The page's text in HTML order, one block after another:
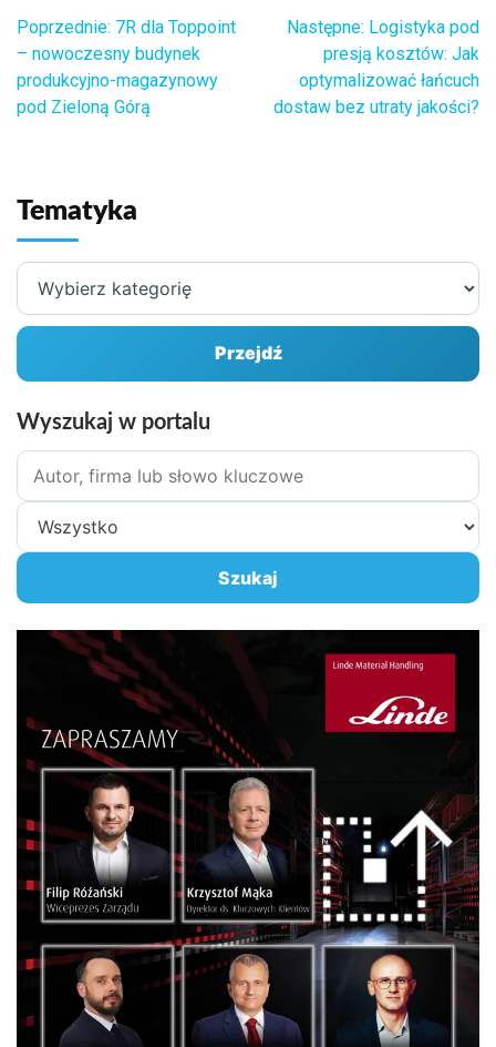
Nawigacja
wpisu
Poprzednie: 7R dla Toppoint
– nowoczesny budynek
produkcyjno-magazynowy
pod Zieloną Górą
Następne: Logistyka pod
presją kosztów: Jak
optymalizować łańcuch
dostaw bez utraty jakości?
Tematyka
Wybierz
kategorię
Przejdź
Wyszukaj w portalu
Szukane
hasło
Zakres
wyszukiwania
Szukaj